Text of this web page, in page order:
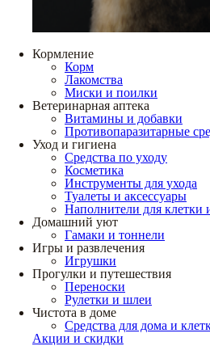
Кормление
Корм
Лакомства
Миски и поилки
Ветеринарная аптека
Витамины и добавки
Противопаразитарные
Уход и гигиена
Средства по уходу
Косметика
Инструменты для ухода
Туалеты и аксессуары
Наполнители для клетки
Домашний уют
Гамаки и тоннели
Игры и развлечения
Игрушки
Прогулки и путешествия
Переноски
Рулетки и шлеи
Чистота в доме
Средства для дома и
Акции и скидки